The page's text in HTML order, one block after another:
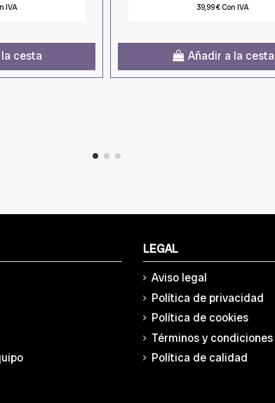
IVA
cesta
39,99 € Con IVA
Añadir a la cesta
LEGAL
Aviso legal
Política de privacidad
Política de cookies
Términos y condiciones
Política de calidad